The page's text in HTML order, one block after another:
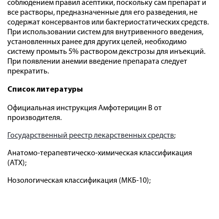
соблюдением правил асептики, поскольку сам препарат и
все растворы, предназначенные для его разведения, не
содержат консервантов или бактериостатических средств.
При использовании систем для внутривенного введения,
установленных ранее для других целей, необходимо
систему промыть 5% раствором декстрозы для инъекций.
При появлении анемии введение препарата следует
прекратить.
Список литературы
Официальная инструкция Амфотерицин В от
производителя.
Государственный реестр лекарственных средств;
Анатомо-терапевтическо-химическая классификация
(ATX);
Нозологическая классификация (МКБ-10);